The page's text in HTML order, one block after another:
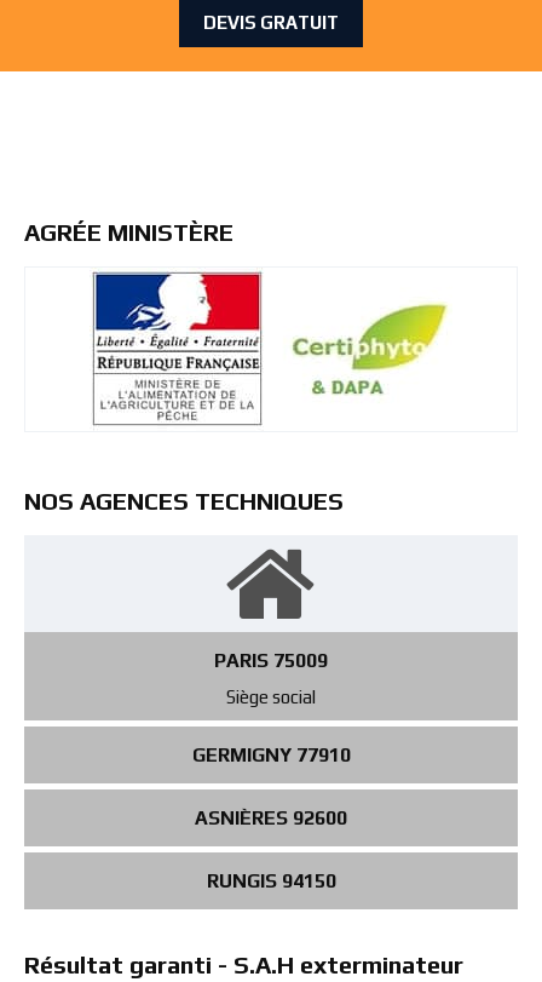
DEVIS GRATUIT
AGRÉE MINISTÈRE
NOS AGENCES TECHNIQUES
PARIS 75009
Siège social
GERMIGNY 77910
ASNIÈRES 92600
RUNGIS 94150
Résultat garanti - S.A.H exterminateur